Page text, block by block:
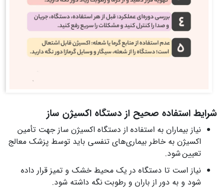
شرایط استفاده صحیح از دستگاه اکسیژن ساز
نیاز بیماران به استفاده از دستگاه اکسیژن ساز جهت تأمین
اکسیژن به خاطر بیماری‌‌های تنفسی باید توسط پزشک معالج
تعیین شود.
نیاز است تا دستگاه در یک محیط خشک و تمیز قرار داده
شود و به دور از باران و رطوبت نگه داشته شود.